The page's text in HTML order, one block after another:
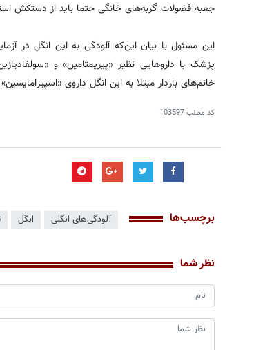
جعبه فضولات گربه‌های خانگی حتما باید از دستکش
این مسئول با بیان این‌که آلودگی به این انگل در
خانم‌های باردار مبتلا به این انگل داروی
کد مطلب103597
برچسب‌ها آلودگی‌های انگلی انگل
نظر شما